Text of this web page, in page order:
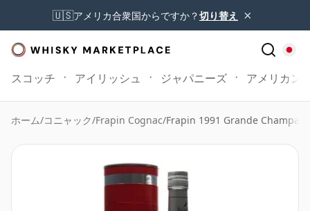
🇺🇸アメリカ合衆国からですか？切り替え ×
スコッチ アイリッシュ ジャパニーズ アメリカン
ホーム/コニャック/Frapin Cognac/Frapin 1991 Grande